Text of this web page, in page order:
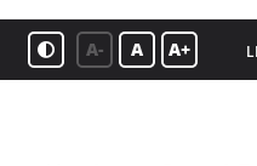
A- A A+